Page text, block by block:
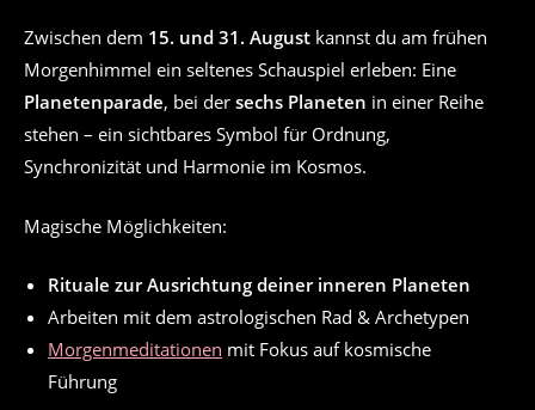
Zwischen dem 15. und 31. August kannst du am frühen
Morgenhimmel ein seltenes Schauspiel erleben: Eine
Planetenparade, bei der sechs Planeten in einer Reihe
stehen – ein sichtbares Symbol für Ordnung,
Synchronizität und Harmonie im Kosmos.
Magische Möglichkeiten:
Rituale zur Ausrichtung deiner inneren Planeten
Arbeiten mit dem astrologischen Rad & Archetypen
Morgenmeditationen mit Fokus auf kosmische
Führung